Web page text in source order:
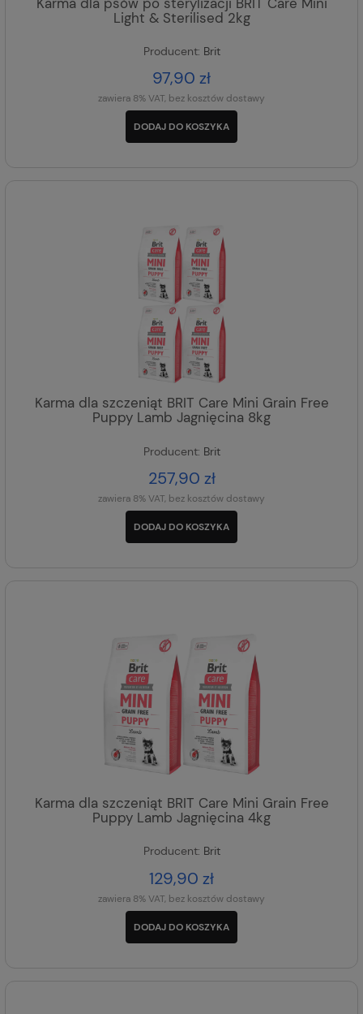
Light & Sterilised 2kg
Producent: Brit
97,90 zł
zawiera 8% VAT, bez kosztów dostawy
DODAJ DO KOSZYKA
Karma dla szczeniąt BRIT Care Mini Grain Free
Puppy Lamb Jagnięcina 8kg
Producent: Brit
257,90 zł
zawiera 8% VAT, bez kosztów dostawy
DODAJ DO KOSZYKA
Karma dla szczeniąt BRIT Care Mini Grain Free
Puppy Lamb Jagnięcina 4kg
Producent: Brit
129,90 zł
zawiera 8% VAT, bez kosztów dostawy
DODAJ DO KOSZYKA